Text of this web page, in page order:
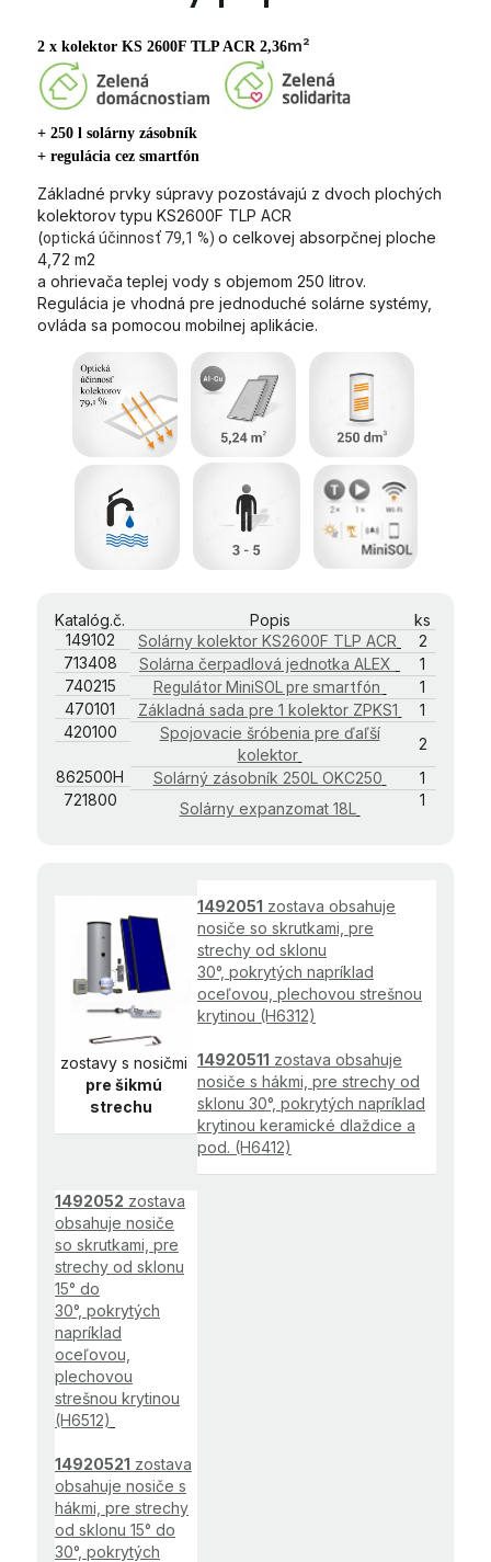
2 x kolektor KS 2600F TLP ACR 2,36m²
+ 250 l solárny zásobník
+ regulácia cez smartfón
Základné prvky súpravy pozostávajú z dvoch plochých
kolektorov typu KS2600F TLP ACR
(optická účinnosť 79,1 %) o celkovej absorpčnej ploche
4,72 m2
a ohrievača teplej vody s objemom 250 litrov.
Regulácia je vhodná pre jednoduché solárne systémy,
ovláda sa pomocou mobilnej aplikácie.
Katalóg.č. Popis
ks
149102
Solárny kolektor KS2600F TLP ACR
2
713408
Solárna čerpadlová jednotka ALEX
1
740215
Regulátor MiniSOL pre smartfón
1
470101
Základná sada pre 1 kolektor ZPKS1
1
420100
Spojovacie šróbenia pre ďaľší
kolektor
2
862500H
Solárný zásobník 250L OKC250
1
721800
Solárny expanzomat 18L 1
zostavy s nosičmi
pre šikmú
strechu
1492051 zostava obsahuje
nosiče so skrutkami, pre
strechy od sklonu
30°, pokrytých napríklad
oceľovou, plechovou strešnou
krytinou (H6312)
14920511 zostava obsahuje
nosiče s hákmi, pre strechy od
sklonu 30°, pokrytých napríklad
krytinou keramické dlaždice a
pod. (H6412)
1492052 zostava
obsahuje nosiče
so skrutkami, pre
strechy od sklonu
15° do
30°, pokrytých
napríklad
oceľovou,
plechovou
strešnou krytinou
(H6512)
14920521 zostava
obsahuje nosiče s
hákmi, pre strechy
od sklonu 15° do
30°, pokrytých